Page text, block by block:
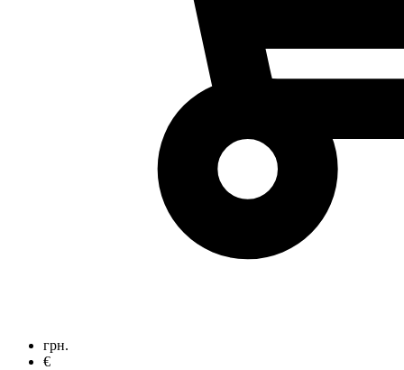
грн.
€